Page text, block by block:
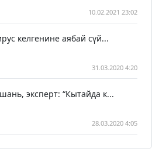
10.02.2021 23:02
келгенине аябай сүй...
31.03.2020 4:20
эксперт: “Кытайда к...
28.03.2020 4:05